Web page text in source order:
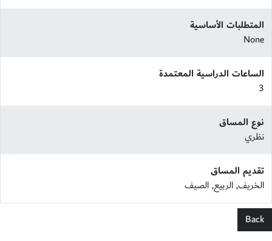
المتطلبات الأساسية
None
الساعات الدراسية المعتمدة
3
نوع المساق
نظري
تقديم المساق
الخريف, الربيع, الصيف
Back